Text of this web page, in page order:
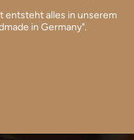
entsteht alles in unserem
in Germany".